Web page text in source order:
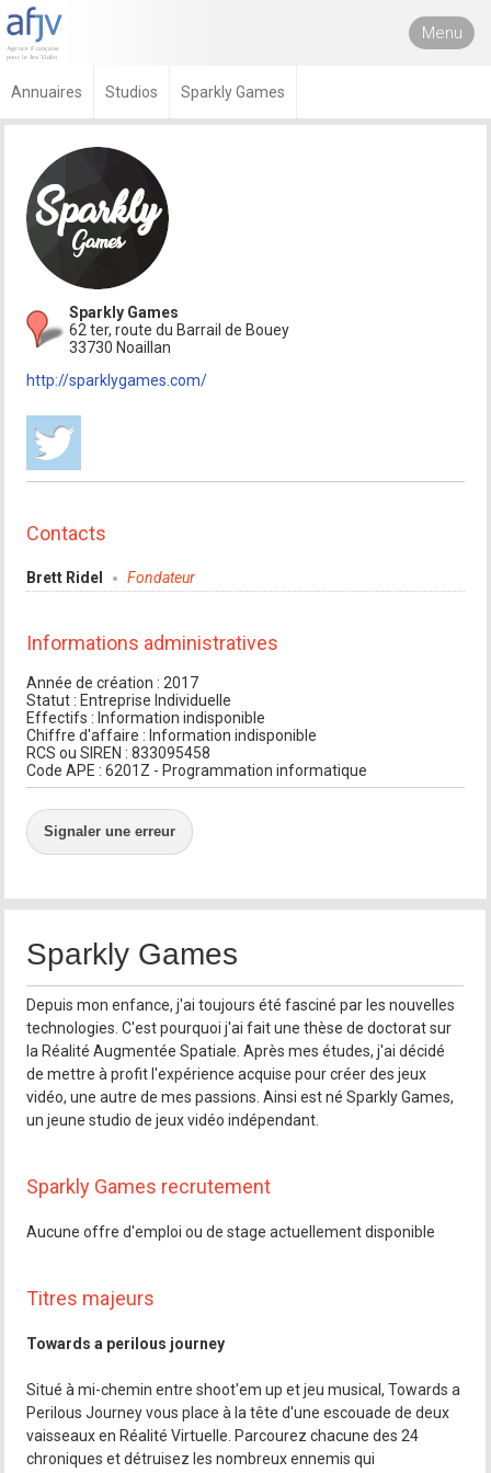
Menu
Annuaires Studios Sparkly Games
Sparkly Games
62 ter, route du Barrail de Bouey
33730 Noaillan
http://sparklygames.com/
Contacts
Brett Ridel Fondateur
Informations administratives
Année de création : 2017
Statut : Entreprise Individuelle
Effectifs : Information indisponible
Chiffre d'affaire : Information indisponible
RCS ou SIREN : 833095458
Code APE : 6201Z - Programmation informatique
Signaler une erreur
Sparkly Games
Depuis mon enfance, j'ai toujours été fasciné par les nouvelles
technologies. C'est pourquoi j'ai fait une thèse de doctorat sur
la Réalité Augmentée Spatiale. Après mes études, j'ai décidé
de mettre à profit l'expérience acquise pour créer des jeux
vidéo, une autre de mes passions. Ainsi est né Sparkly Games,
un jeune studio de jeux vidéo indépendant.
Sparkly Games recrutement
Aucune offre d'emploi ou de stage actuellement disponible
Titres majeurs
Towards a perilous journey
Situé à mi-chemin entre shoot'em up et jeu musical, Towards a
Perilous Journey vous place à la tête d'une escouade de deux
vaisseaux en Réalité Virtuelle. Parcourez chacune des 24
chroniques et détruisez les nombreux ennemis qui